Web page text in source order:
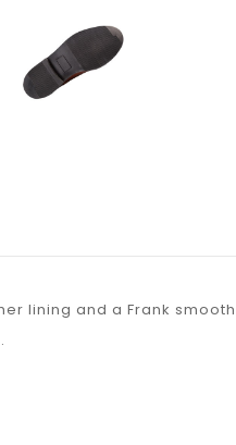
lining and a Frank